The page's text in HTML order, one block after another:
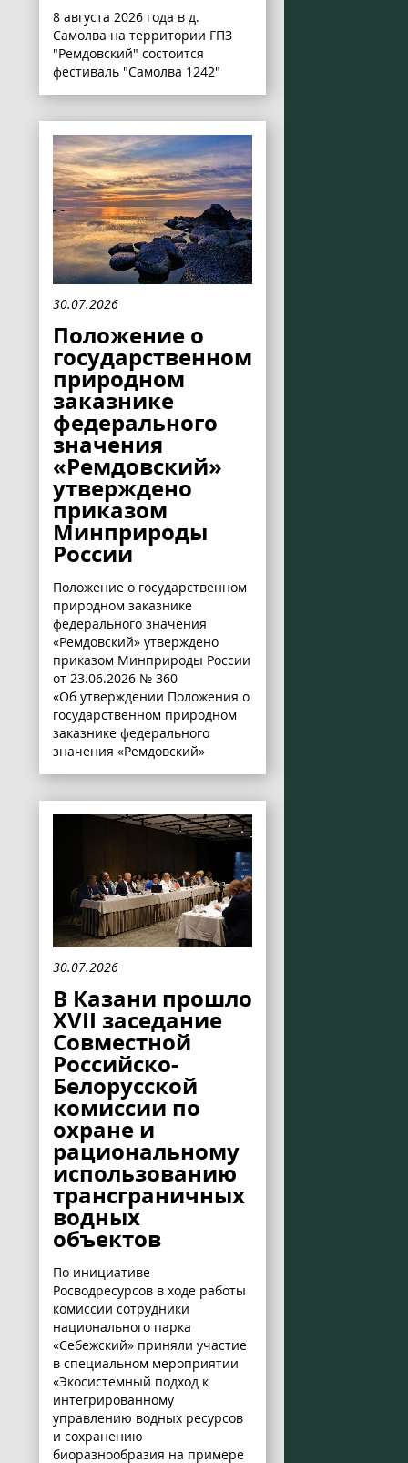
8 августа 2026 года в д.
Самолва на территории ГПЗ
"Ремдовский" состоится
фестиваль "Самолва 1242"
30.07.2026
Положение о
государственном
природном
заказнике
федерального
значения
«Ремдовский»
утверждено
приказом
Минприроды
России
Положение о государственном
природном заказнике
федерального значения
«Ремдовский» утверждено
приказом Минприроды России
от 23.06.2026 № 360
«Об утверждении Положения о
государственном природном
заказнике федерального
значения «Ремдовский»
30.07.2026
В Казани прошло
XVII заседание
Совместной
Российско-
Белорусской
комиссии по
охране и
рациональному
использованию
трансграничных
водных
объектов
По инициативе
Росводресурсов в ходе работы
комиссии сотрудники
национального парка
«Себежский» приняли участие
в специальном мероприятии
«Экосистемный подход к
интегрированному
управлению водных ресурсов
и сохранению
биоразнообразия на примере